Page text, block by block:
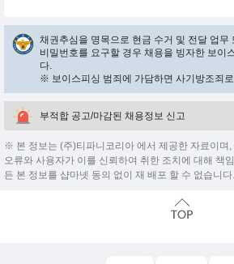
채권추심을 명목으로 현금 수거 및 전달 업무
비밀번호를 요구할 경우 채용을 빙자한 보이
다.
※ 보이스피싱 범죄에 가담하면 사기방조죄
부적합 공고/마감된 채용정보 신고
※ 본 정보는 (주)티파니코리아 에서 제공한 자료이며
오류와 사용자가 이를 신뢰하여 취한 조치에 대해 책
든 본 정보를 샵마넷 동의 없이 재 배포 할 수 없습니다.